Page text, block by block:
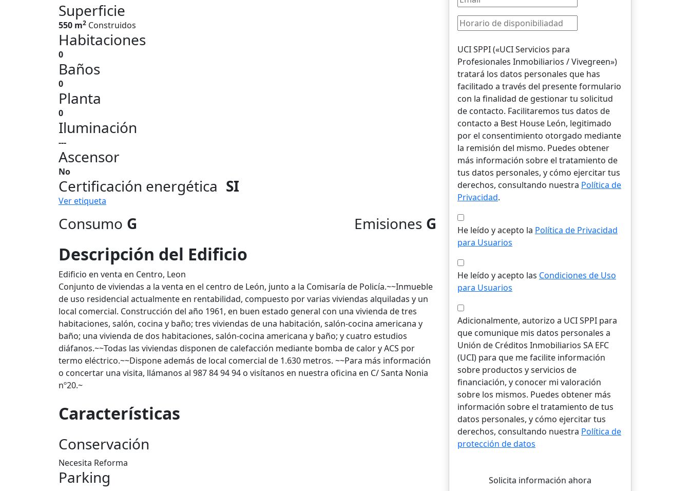
Superficie
550 m2 Construidos
Habitaciones
0
Baños
0
Planta
0
Iluminación
---
Ascensor
No
Certificación energética SI
Ver etiqueta
Consumo G Emisiones G
Descripción del Edificio
Edificio en venta en Centro, Leon
Conjunto de viviendas a la venta en el centro de León, junto a la Comisaría de Policía.~~Inmueble
de uso residencial actualmente en rentabilidad, compuesto por varias viviendas alquiladas y un
local comercial. Construcción del año 1961, en buen estado general con una vivienda de tres
habitaciones, salón, cocina y baño; tres viviendas de una habitación, salón-cocina americana y
baño; una vivienda de dos habitaciones, salón-cocina americana y baño; y cuatro estudios
diáfanos.~~Todas las viviendas disponen de calefacción mediante bomba de calor y ACS por
termo eléctrico.~~Dispone además de local comercial de 1.630 metros. ~~Para más información
o concertar una visita, llámanos al 987 84 94 94 o visítanos en nuestra oficina en C/ Santa Nonia
nº20.~
Características
Conservación
Necesita Reforma
Parking
UCI SPPI («UCI Servicios para
Profesionales Inmobiliarios / Vivegreen»)
tratará los datos personales que has
facilitado a través del presente formulario
con la finalidad de gestionar tu solicitud
de contacto. Facilitaremos tus datos de
contacto a Best House León, legitimado
por el consentimiento otorgado mediante
la remisión del mismo. Puedes obtener
más información sobre el tratamiento de
tus datos personales, y cómo ejercitar tus
derechos, consultando nuestra Política de
Privacidad.
He leído y acepto la Política de Privacidad
para Usuarios
He leído y acepto las Condiciones de Uso
para Usuarios
Adicionalmente, autorizo a UCI SPPI para
que comunique mis datos personales a
Unión de Créditos Inmobiliarios SA EFC
(UCI) para que me facilite información
sobre productos y servicios de
financiación, y conocer mi valoración
sobre los mismos. Puedes obtener más
información sobre el tratamiento de tus
datos personales, y cómo ejercitar tus
derechos, consultando nuestra Política de
protección de datos
Solicita información ahora